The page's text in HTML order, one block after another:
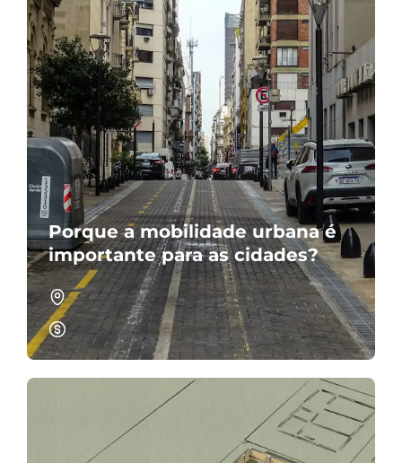
Porque a mobilidade urbana é
importante para as cidades?